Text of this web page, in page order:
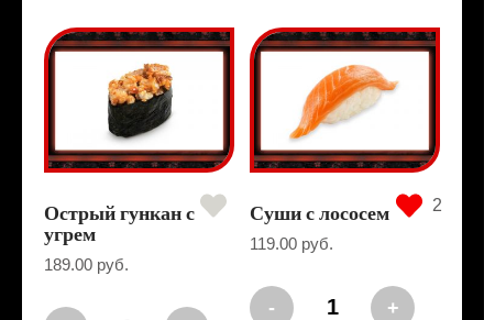
Острый гункан с
угрем
189.00 руб.
2
Суши с лососем
119.00 руб.
Количество
- +